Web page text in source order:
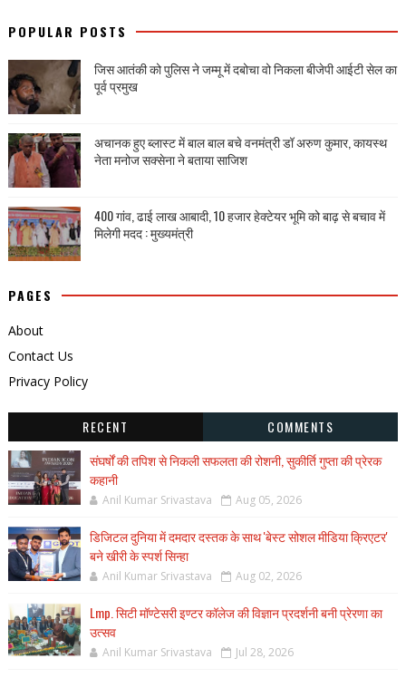
POPULAR POSTS
जिस आतंकी को पुलिस ने जम्मू में दबोचा वो निकला बीजेपी आईटी सेल का
पूर्व प्रमुख
अचानक हुए ब्लास्ट में बाल बाल बचे वनमंत्री डॉ अरुण कुमार, कायस्थ
नेता मनोज सक्सेना ने बताया साजिश
400 गांव, ढाई लाख आबादी, 10 हजार हेक्टेयर भूमि को बाढ़ से बचाव में
मिलेगी मदद : मुख्यमंत्री
PAGES
About
Contact Us
Privacy Policy
RECENT
COMMENTS
संघर्षों की तपिश से निकली सफलता की रोशनी, सुकीर्ति गुप्ता की प्रेरक
कहानी
Anil Kumar Srivastava Aug 05, 2026
डिजिटल दुनिया में दमदार दस्तक के साथ 'बेस्ट सोशल मीडिया क्रिएटर'
बने खीरी के स्पर्श सिन्हा
Anil Kumar Srivastava Aug 02, 2026
Lmp. सिटी मॉण्टेसरी इण्टर कॉलेज की विज्ञान प्रदर्शनी बनी प्रेरणा का
उत्सव
Anil Kumar Srivastava Jul 28, 2026